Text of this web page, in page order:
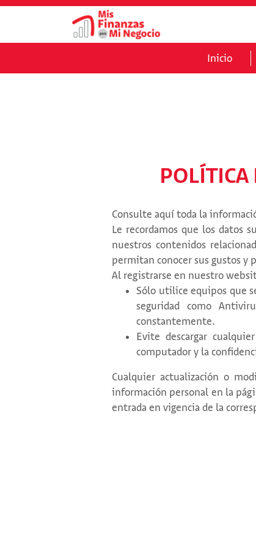
Inicio
POLÍTICA
Consulte aquí toda la
Le recordamos que los datos
nuestros contenidos
permitan conocer sus gustos y
Al registrarse en nuestro
Sólo utilice equipos que
seguridad como
constantemente.
Evite descargar
computador y la
Cualquier actualización o
información personal en la
entrada en vigencia de la